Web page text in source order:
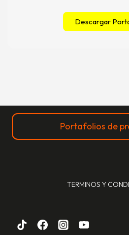
Descargar
Portafolios de
TERMINOS Y